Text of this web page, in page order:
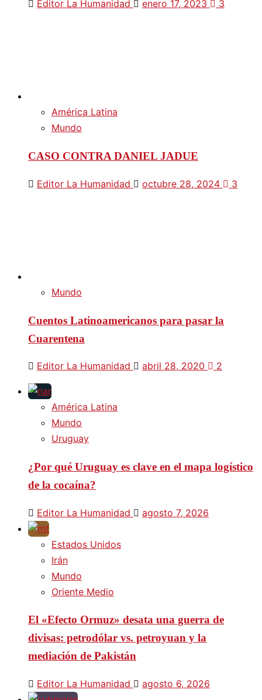
Editor La Humanidad enero 17, 2023 3
América Latina
Mundo
CASO CONTRA DANIEL JADUE
Editor La Humanidad octubre 28, 2024 3
Mundo
Cuentos Latinoamericanos para pasar la
Cuarentena
Editor La Humanidad abril 28, 2020 2
América Latina
Mundo
Uruguay
¿Por qué Uruguay es clave en el mapa logístico
de la cocaína?
Editor La Humanidad agosto 7, 2026
Estados Unidos
Irán
Mundo
Oriente Medio
El «Efecto Ormuz» desata una guerra de
divisas: petrodólar vs. petroyuan y la
mediación de Pakistán
Editor La Humanidad agosto 6, 2026